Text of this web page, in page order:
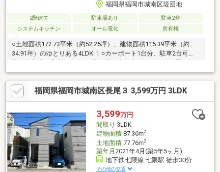
福岡県福岡市城南区堤団地
2階建て 駐車場あり
駐車2台
システムキッチン
オール電化 所有権
○土地面積172.73平米（約52.25坪）、建物面積115.39平米（約
34.91坪）のゆとりある4LDK ！○カーポート1台分、駐車2台可
すすめ！お部屋をすっきり片づけることが出来るので快適にお過
ごしできます！○災害に強いセキスイハイムの注文住宅！築浅美
邸です！○オール電化、太陽光発電システム搭載！光熱費の削減
ができお財布に優しいです！○お庭付で家族団らんの時間をお過
ごしいただけます！○堤丘小学校徒歩約10分！長尾中学校徒歩約
10分！通学の安全性も高いです！○資金計画やローンのご相談も
承っております！
福岡県福岡市城南区長尾３ 3,599万円 3LDK
3,599万円
間取り 3LDK
建物面積87.36m2
土地面積77.76m2
築年月 2021年4月(築5年5ヶ月)
地下鉄七隈線 七隈駅 徒歩30分
その他の交通